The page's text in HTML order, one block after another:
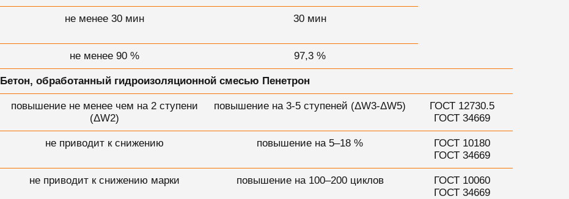
не менее 30 мин 30 мин
не менее 90 % 97,3 %
Бетон, обработанный гидроизоляционной смесью Пенетрон
повышение не менее чем на 2 ступени
(ΔW2)
повышение на 3-5 ступеней (ΔW3-ΔW5)
ГОСТ 12730.5
ГОСТ 34669
не приводит к снижению повышение на 5–18 %
ГОСТ 10180
ГОСТ 34669
не приводит к снижению марки повышение на 100–200 циклов
ГОСТ 10060
ГОСТ 34669